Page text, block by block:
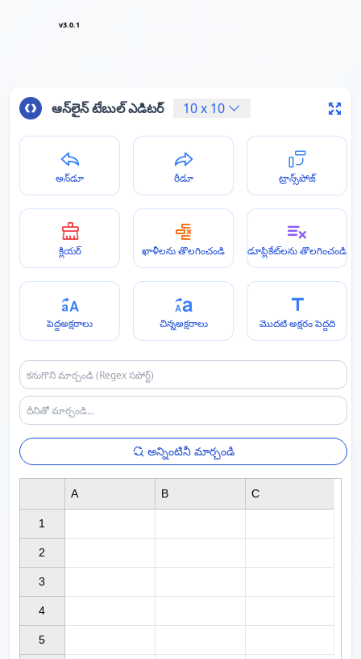
v3.0.1
ఆన్‌లైన్ టేబుల్ ఎడిటర్ 10x 10
అన్‌డూ రీడూ ట్రాన్స్‌పోజ్
క్లియర్ ఖాళీలను తొలగించండి డూప్లికేట్‌లను తొలగించండి
పెద్దఅక్షరాలు చిన్నఅక్షరాలు మొదటి అక్షరం పెద్దది
అన్నింటినీ మార్చండి
1
2
3
4
5
A B C